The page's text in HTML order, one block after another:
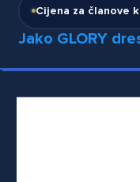
Cijena za članove
Jako GLORY